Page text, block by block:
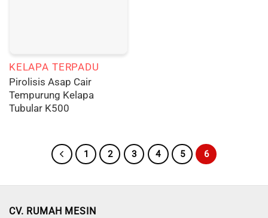
KELAPA TERPADU
Pirolisis Asap Cair
Tempurung Kelapa
Tubular K500
1 2 3 4 5 6
CV. RUMAH MESIN